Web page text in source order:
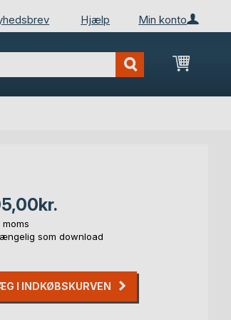
Min konto
Hjælp
Min
moms
som download
I INDKØBSKURVEN